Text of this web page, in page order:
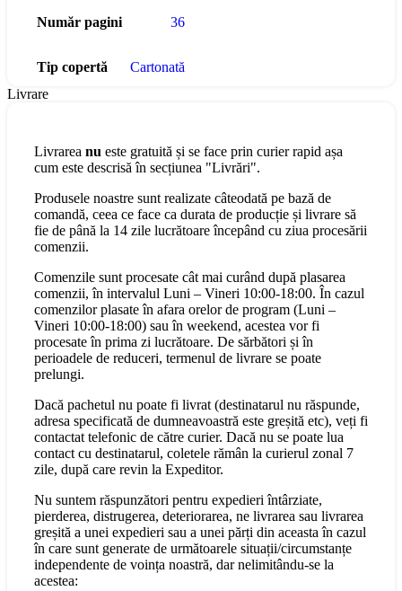
Număr pagini 36
Tip copertă
Cartonată
Livrare
Livrarea nu este gratuită și se face prin curier rapid așa
cum este descrisă în secțiunea "Livrări".
Produsele noastre sunt realizate câteodată pe bază de
comandă, ceea ce face ca durata de producție și livrare să
fie de până la 14 zile lucrătoare începând cu ziua procesării
comenzii.
Comenzile sunt procesate cât mai curând după plasarea
comenzii, în intervalul Luni – Vineri 10:00-18:00. În cazul
comenzilor plasate în afara orelor de program (Luni –
Vineri 10:00-18:00) sau în weekend, acestea vor fi
procesate în prima zi lucrătoare. De sărbători și în
perioadele de reduceri, termenul de livrare se poate
prelungi.
Dacă pachetul nu poate fi livrat (destinatarul nu răspunde,
adresa specificată de dumneavoastră este greșită etc), veți fi
contactat telefonic de către curier. Dacă nu se poate lua
contact cu destinatarul, coletele rămân la curierul zonal 7
zile, după care revin la Expeditor.
Nu suntem răspunzători pentru expedieri întârziate,
pierderea, distrugerea, deteriorarea, ne livrarea sau livrarea
greșită a unei expedieri sau a unei părți din aceasta în cazul
în care sunt generate de următoarele situații/circumstanțe
independente de voința noastră, dar nelimitându-se la
acestea: